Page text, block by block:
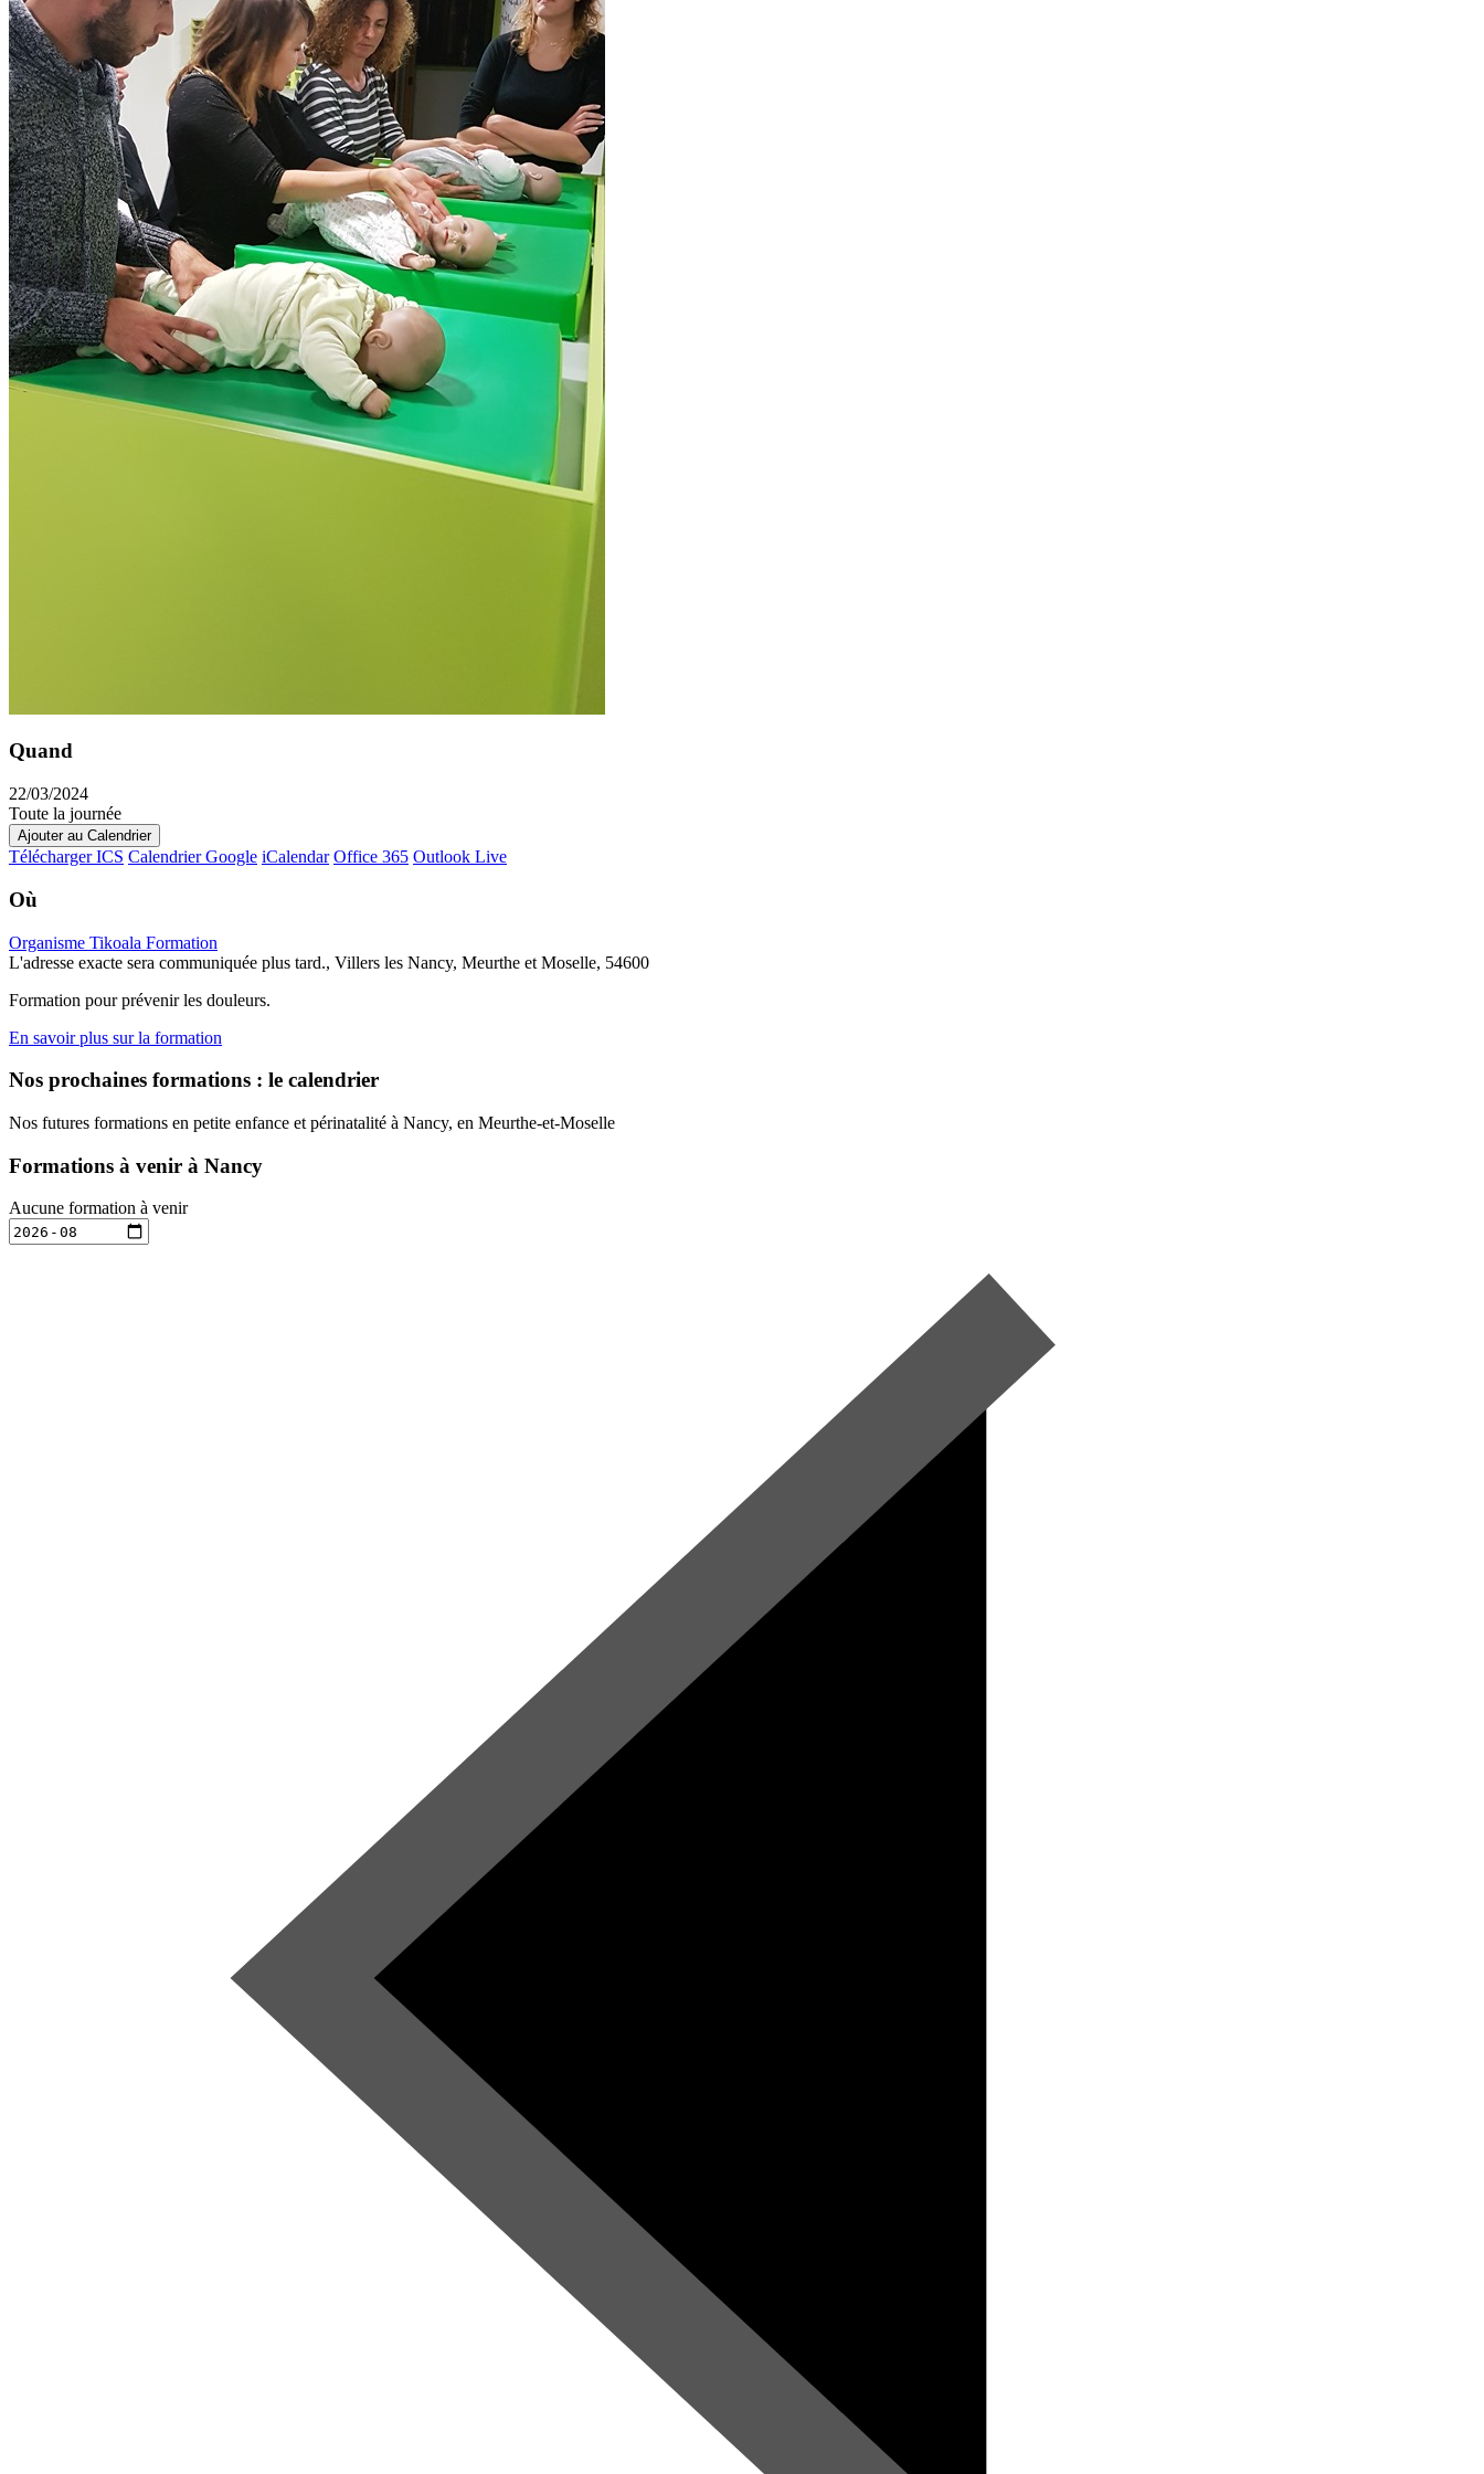
Quand
22/03/2024
Toute la journée
Ajouter au Calendrier
Télécharger ICS Calendrier Google iCalendar Office 365 Outlook Live
Où
Organisme Tikoala Formation
L'adresse exacte sera communiquée plus tard., Villers les Nancy, Meurthe et Moselle, 54600
Formation pour prévenir les douleurs.
En savoir plus sur la formation
Nos prochaines formations : le calendrier
Nos futures formations en petite enfance et périnatalité à Nancy, en Meurthe-et-Moselle
Formations à venir à Nancy
Aucune formation à venir